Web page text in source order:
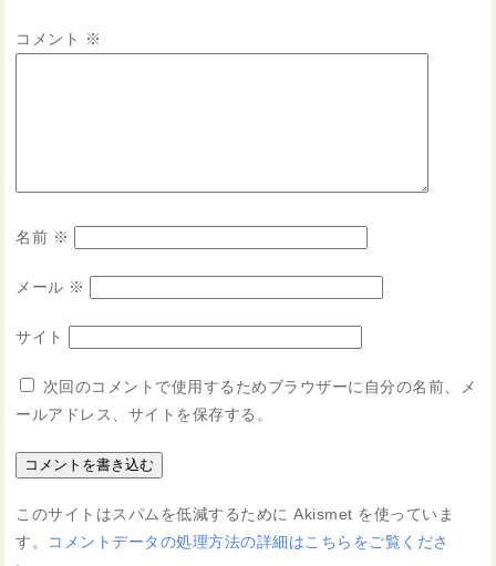
コメント ※
名前 ※
メール ※
サイト
次回のコメントで使用するためブラウザーに自分の名前、メ
ールアドレス、サイトを保存する。
このサイトはスパムを低減するために Akismet を使っていま
す。 コメントデータの処理方法の詳細はこちらをご覧くださ